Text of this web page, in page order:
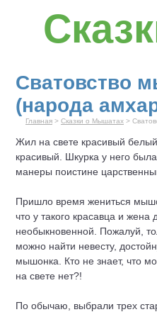
Сватовство
(народа
Главная > Сказки о Мышатах >
Жил на свете красивый белый
красивый. Шкурка у него
манеры поистине
Пришло время жениться
что у такого красавца и жена
необыкновенной. Пожалуй,
можно найти невесту,
мышонка. Кто не знает, что
на свете нет?!
По обычаю, выбрали трех